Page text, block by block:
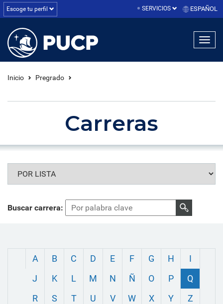
Escoge tu perfil SERVICIOS ESPAÑOL
Inicio Pregrado
Carreras
Buscar carrera:
A B C D E F G H
I
J
K L M N Ñ O P
Q
R
S T U V W X Y Z